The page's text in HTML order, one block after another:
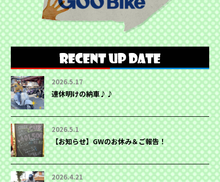
2026.5.17
連休明けの納車♪♪
2026.5.1
【お知らせ】GWのお休み＆ご報告！
2026.4.21